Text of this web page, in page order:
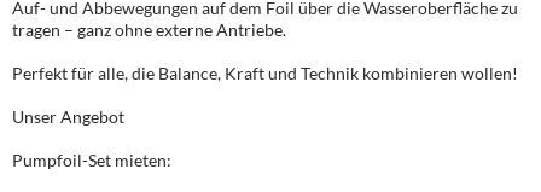
Auf- und Abbewegungen auf dem Foil über die Wasseroberfläche zu
tragen – ganz ohne externe Antriebe.
Perfekt für alle, die Balance, Kraft und Technik kombinieren wollen!
Unser Angebot
Pumpfoil-Set mieten: